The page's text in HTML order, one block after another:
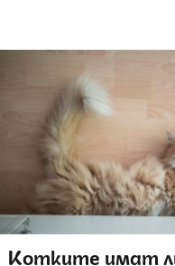
Котките имат